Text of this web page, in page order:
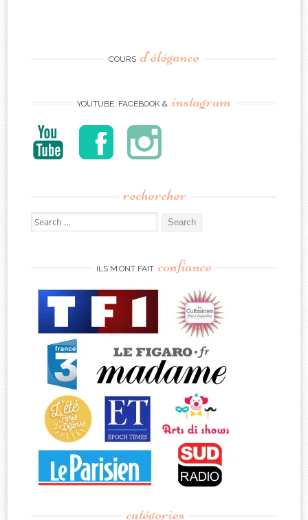
COURS d’élégance
YOUTUBE, FACEBOOK & instagram
rechercher
Search
for:
ILS M’ONT FAIT confiance
catégories